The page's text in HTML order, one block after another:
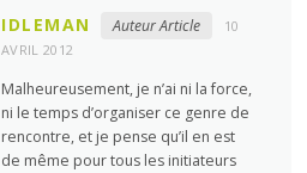
IDLEMAN Auteur Article
10
AVRIL 2012
Malheureusement, je n’ai ni la force,
ni le temps d’organiser ce genre de
rencontre, et je pense qu’il en est
de même pour tous les initiateurs